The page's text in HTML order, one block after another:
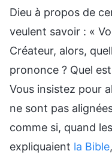
Dieu à propos de
veulent savoir : «
Créateur, alors,
prononce ? Quel
Vous insistez pour
ne sont pas
comme si, quand
expliquaient la Bible